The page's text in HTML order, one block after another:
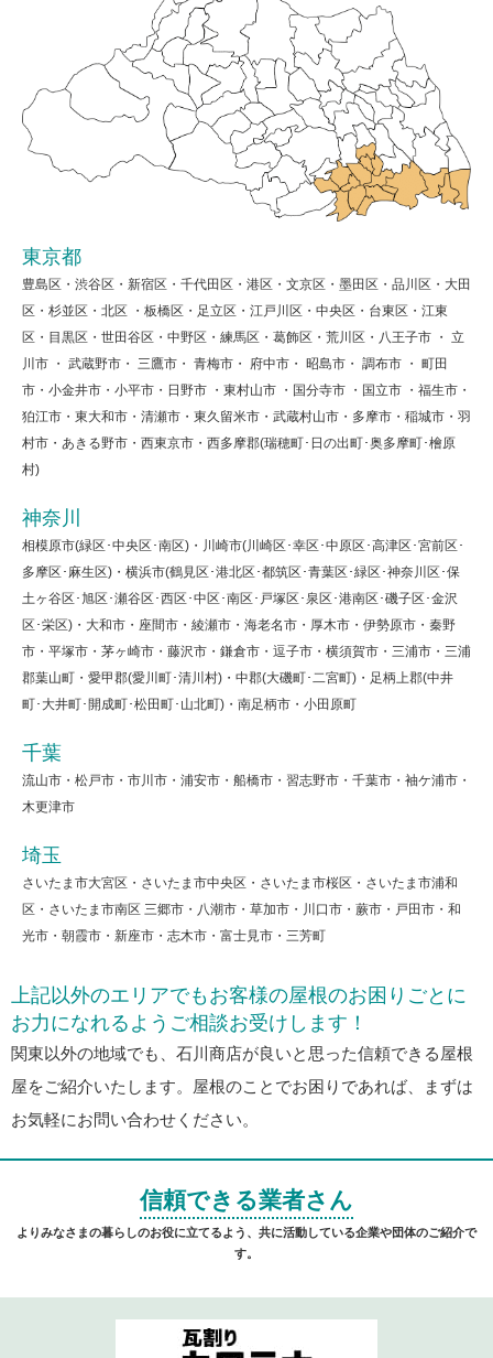
東京都
豊島区・渋谷区・新宿区・千代田区・港区・文京区・墨田区・品川区・大田
区・杉並区・北区 ・板橋区・足立区・江戸川区・中央区・台東区・江東
区・目黒区・世田谷区・中野区・練馬区・葛飾区・荒川区・八王子市 ・ 立
川市 ・ 武蔵野市・ 三鷹市・ 青梅市・ 府中市・ 昭島市・ 調布市 ・ 町田
市・小金井市・小平市・日野市 ・東村山市 ・国分寺市 ・国立市 ・福生市・
狛江市・東大和市・清瀬市・東久留米市・武蔵村山市・多摩市・稲城市・羽
村市・あきる野市・西東京市・西多摩郡(瑞穂町･日の出町･奥多摩町･檜原
村)
神奈川
相模原市(緑区･中央区･南区)・川崎市(川崎区･幸区･中原区･高津区･宮前区･
多摩区･麻生区)・横浜市(鶴見区･港北区･都筑区･青葉区･緑区･神奈川区･保
土ヶ谷区･旭区･瀬谷区･西区･中区･南区･戸塚区･泉区･港南区･磯子区･金沢
区･栄区)・大和市・座間市・綾瀬市・海老名市・厚木市・伊勢原市・秦野
市・平塚市・茅ヶ崎市・藤沢市・鎌倉市・逗子市・横須賀市・三浦市・三浦
郡葉山町・愛甲郡(愛川町･清川村)・中郡(大磯町･二宮町)・足柄上郡(中井
町･大井町･開成町･松田町･山北町)・南足柄市・小田原町
千葉
流山市・松戸市・市川市・浦安市・船橋市・習志野市・千葉市・袖ケ浦市・
木更津市
埼玉
さいたま市大宮区・さいたま市中央区・さいたま市桜区・さいたま市浦和
区・さいたま市南区 三郷市・八潮市・草加市・川口市・蕨市・戸田市・和
光市・朝霞市・新座市・志木市・富士見市・三芳町
上記以外のエリアでもお客様の屋根のお困りごとに
お力になれるようご相談お受けします！
関東以外の地域でも、石川商店が良いと思った信頼できる屋根
屋をご紹介いたします。屋根のことでお困りであれば、まずは
お気軽にお問い合わせください。
信頼できる業者さん
よりみなさまの暮らしのお役に立てるよう、共に活動している企業や団体のご紹介で
す。